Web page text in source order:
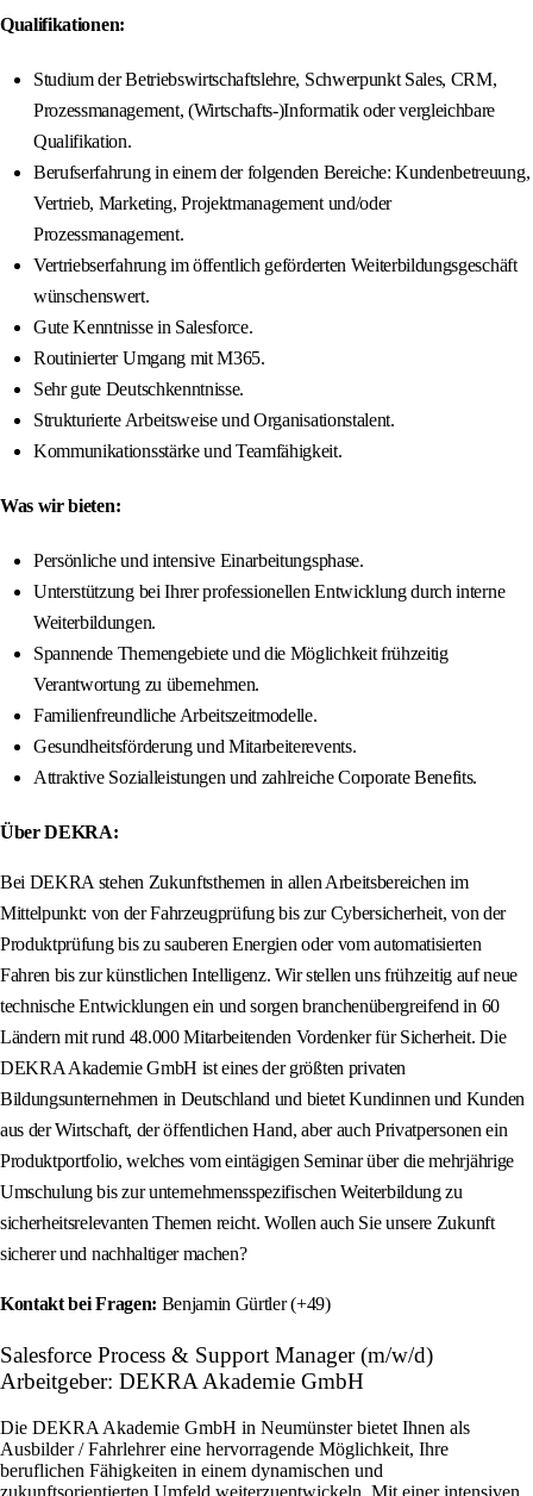
Qualifikationen:
Studium der Betriebswirtschaftslehre, Schwerpunkt Sales, CRM,
Prozessmanagement, (Wirtschafts-)Informatik oder vergleichbare
Qualifikation.
Berufserfahrung in einem der folgenden Bereiche: Kundenbetreuung,
Vertrieb, Marketing, Projektmanagement und/oder
Prozessmanagement.
Vertriebserfahrung im öffentlich geförderten Weiterbildungsgeschäft
wünschenswert.
Gute Kenntnisse in Salesforce.
Routinierter Umgang mit M365.
Sehr gute Deutschkenntnisse.
Strukturierte Arbeitsweise und Organisationstalent.
Kommunikationsstärke und Teamfähigkeit.
Was wir bieten:
Persönliche und intensive Einarbeitungsphase.
Unterstützung bei Ihrer professionellen Entwicklung durch interne
Weiterbildungen.
Spannende Themengebiete und die Möglichkeit frühzeitig
Verantwortung zu übernehmen.
Familienfreundliche Arbeitszeitmodelle.
Gesundheitsförderung und Mitarbeiterevents.
Attraktive Sozialleistungen und zahlreiche Corporate Benefits.
Über DEKRA:
Bei DEKRA stehen Zukunftsthemen in allen Arbeitsbereichen im
Mittelpunkt: von der Fahrzeugprüfung bis zur Cybersicherheit, von der
Produktprüfung bis zu sauberen Energien oder vom automatisierten
Fahren bis zur künstlichen Intelligenz. Wir stellen uns frühzeitig auf neue
technische Entwicklungen ein und sorgen branchenübergreifend in 60
Ländern mit rund 48.000 Mitarbeitenden Vordenker für Sicherheit. Die
DEKRA Akademie GmbH ist eines der größten privaten
Bildungsunternehmen in Deutschland und bietet Kundinnen und Kunden
aus der Wirtschaft, der öffentlichen Hand, aber auch Privatpersonen ein
Produktportfolio, welches vom eintägigen Seminar über die mehrjährige
Umschulung bis zur unternehmensspezifischen Weiterbildung zu
sicherheitsrelevanten Themen reicht. Wollen auch Sie unsere Zukunft
sicherer und nachhaltiger machen?
Kontakt bei Fragen: Benjamin Gürtler (+49)
Salesforce Process & Support Manager (m/w/d)
Arbeitgeber: DEKRA Akademie GmbH
Die DEKRA Akademie GmbH in Neumünster bietet Ihnen als
Ausbilder / Fahrlehrer eine hervorragende Möglichkeit, Ihre
beruflichen Fähigkeiten in einem dynamischen und
zukunftsorientierten Umfeld weiterzuentwickeln. Mit einer intensiven